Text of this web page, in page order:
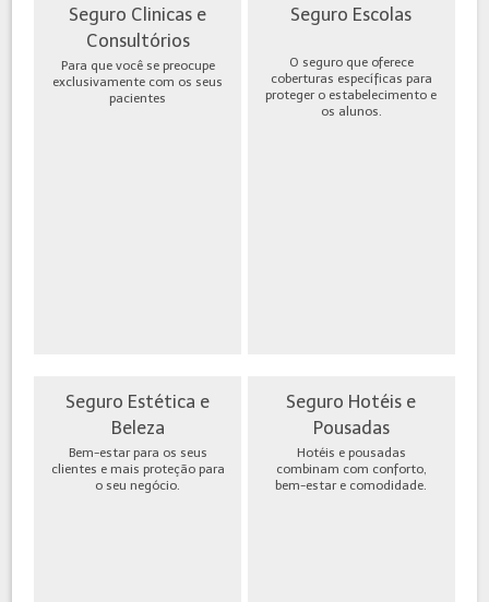
Seguro Clinicas e
Consultórios
Para que você se preocupe
exclusivamente com os seus
pacientes
Seguro Escolas
O seguro que oferece
coberturas específicas para
proteger o estabelecimento e
os alunos.
Seguro Estética e
Beleza
Bem-estar para os seus
clientes e mais proteção para
o seu negócio.
Seguro Hotéis e
Pousadas
Hotéis e pousadas
combinam com conforto,
bem-estar e comodidade.